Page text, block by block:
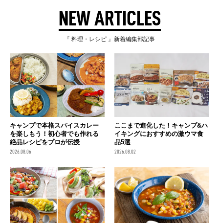
NEW ARTICLES
『 料理・レシピ 』新着編集部記事
キャンプで本格スパイスカレー
を楽しもう！初心者でも作れる
絶品レシピをプロが伝授
2026.08.06
ここまで進化した！キャンプ&ハ
イキングにおすすめの激ウマ食
品5選
2026.08.02